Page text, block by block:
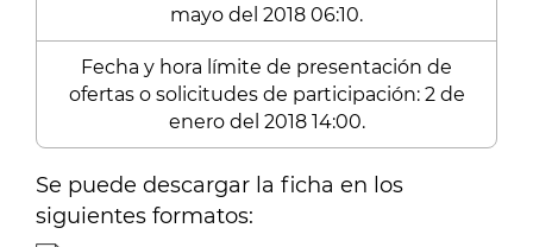
mayo del 2018 06:10.
Fecha y hora límite de presentación de
ofertas o solicitudes de participación: 2 de
enero del 2018 14:00.
Se puede descargar la ficha en los
siguientes formatos: